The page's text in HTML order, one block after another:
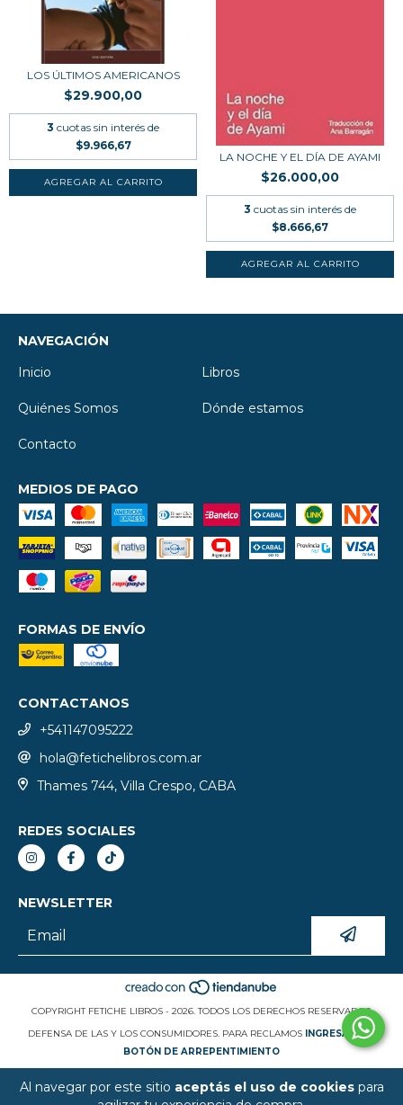
Al navegar por este sitio aceptás el uso de cookiespara
LOS ÚLTIMOS AMERICANOS
$29.900,00
3 cuotas sin interés de
$9.966,67
LA NOCHE Y EL DÍA DE AYAMI
$26.000,00
3 cuotas sin interés de
$8.666,67
NAVEGACIÓN
Inicio
Libros
Quiénes Somos Dónde estamos
Contacto
MEDIOS DE PAGO
FORMAS DE ENVÍO
CONTACTANOS
+541147095222
hola@fetichelibros.com.ar
Thames 744, Villa Crespo, CABA
REDES SOCIALES
NEWSLETTER
COPYRIGHT FETICHE LIBROS - 2026. TODOS LOS DERECHOS RESERVADOS.
DEFENSA DE LAS Y LOS CONSUMIDORES. PARA RECLAMOS INGRESÁ ACÁ.
BOTÓN DE ARREPENTIMIENTO